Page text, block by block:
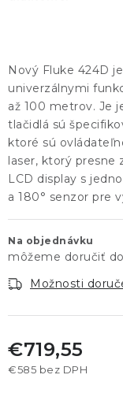
Nový Fluke 424D
univerzálnymi
až 100 metrov. Je
tlačidlá sú
ktoré sú
laser, ktorý presne
LCD display s
a 180° senzor pre
Na objednávku
Možnosti
€719,55
€585 bez DPH